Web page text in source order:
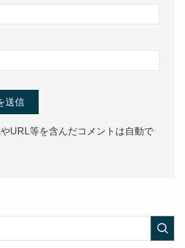
URL等を含んだコメントは自動で